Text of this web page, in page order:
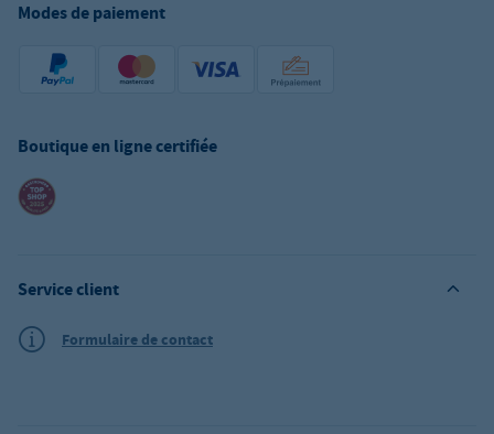
Modes de paiement
Boutique en ligne certifiée
Service client
Formulaire de contact